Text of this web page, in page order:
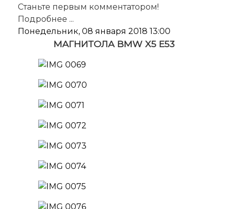
Станьте первым комментатором!
Подробнее ...
Понедельник, 08 января 2018 13:00
МАГНИТОЛА BMW X5 E53